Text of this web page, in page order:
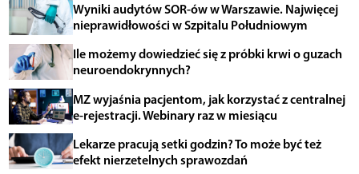
Wyniki audytów SOR-ów w Warszawie. Najwięcej
nieprawidłowości w Szpitalu Południowym
Ile możemy dowiedzieć się z próbki krwi o guzach
neuroendokrynnych?
MZ wyjaśnia pacjentom, jak korzystać z centralnej
e-rejestracji. Webinary raz w miesiącu
Lekarze pracują setki godzin? To może być też
efekt nierzetelnych sprawozdań